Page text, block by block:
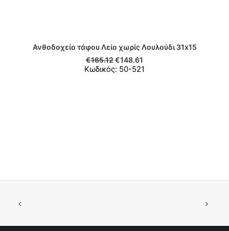
Ανθοδοχείο τάφου Λείο χωρίς Λουλούδι 31x15
€165.12€148.61
Κωδικός: 50-521